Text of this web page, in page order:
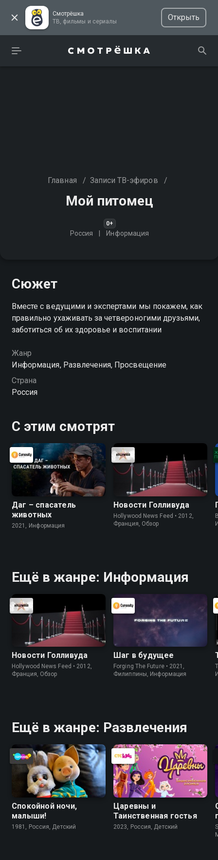
Смотрёшка
ТВ, фильмы и сериалы
Открыть
Главная / Записи ТВ-эфиров /
Мой питомец
0+
Россия Информация
Сюжет
Вместе с ведущими и экспертами мы покажем, как
правильно ухаживать за четвероногими друзьями,
заботиться об их здоровье и воспитании
Жанр
Информация, Развлечения, Просвещение
Страна
Россия
С этим смотрят
Даг – спасатель
животных
2021, Информация
Новости Голливуда
Hollywood News Feed • 2012,
Франция, Обзор
Ещё в жанре: Информация
Новости Голливуда
Hollywood News Feed • 2012,
Франция, Обзор
Шаг в будущее
Forging The Future • 2021,
Филиппины, Информация
Ещё в жанре: Развлечения
Спокойной ночи,
малыши!
1981, Россия, Детский
Царевны и
Таинственная гостья
2023, Россия, Детский